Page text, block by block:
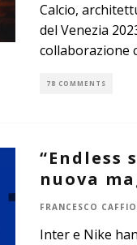
Calcio,
del Venezia
collaborazione
78 COMMENTS
“Endless
nuova
FRANCESCO CAFFIO
Inter e Nike